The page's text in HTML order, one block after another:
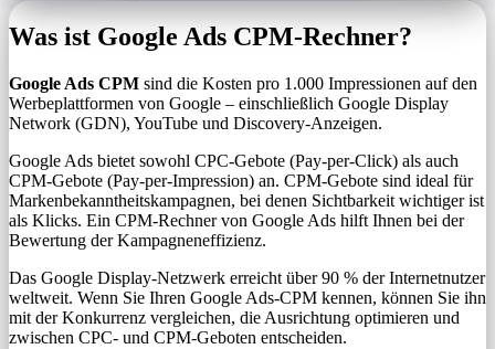
Was ist Google Ads CPM-Rechner?
Google Ads CPM sind die Kosten pro 1.000 Impressionen auf den
Werbeplattformen von Google – einschließlich Google Display
Network (GDN), YouTube und Discovery-Anzeigen.
Google Ads bietet sowohl CPC-Gebote (Pay-per-Click) als auch
CPM-Gebote (Pay-per-Impression) an. CPM-Gebote sind ideal für
Markenbekanntheitskampagnen, bei denen Sichtbarkeit wichtiger ist
als Klicks. Ein CPM-Rechner von Google Ads hilft Ihnen bei der
Bewertung der Kampagneneffizienz.
Das Google Display-Netzwerk erreicht über 90 % der Internetnutzer
weltweit. Wenn Sie Ihren Google Ads-CPM kennen, können Sie ihn
mit der Konkurrenz vergleichen, die Ausrichtung optimieren und
zwischen CPC- und CPM-Geboten entscheiden.